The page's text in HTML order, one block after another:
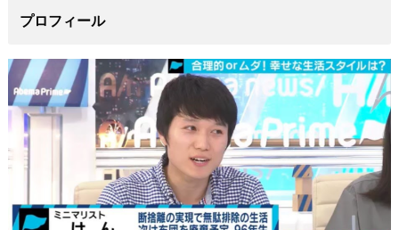
プロフィール